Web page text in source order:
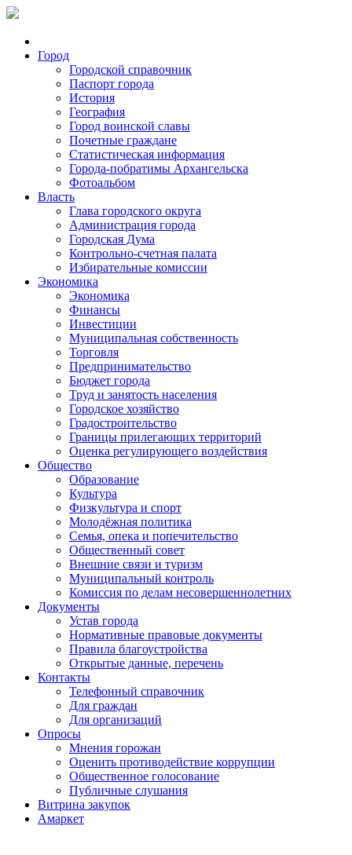
Город
Городской справочник
Паспорт города
История
География
Город воинской славы
Почетные граждане
Статистическая информация
Города-побратимы Архангельска
Фотоальбом
Власть
Глава городского округа
Администрация города
Городская Дума
Контрольно-счетная палата
Избирательные комиссии
Экономика
Экономика
Финансы
Инвестиции
Муниципальная собственность
Торговля
Предпринимательство
Бюджет города
Труд и занятость населения
Городское хозяйство
Градостроительство
Границы прилегающих территорий
Оценка регулирующего воздействия
Общество
Образование
Культура
Физкультура и спорт
Молодёжная политика
Семья, опека и попечительство
Общественный совет
Внешние связи и туризм
Муниципальный контроль
Комиссия по делам несовершеннолетних
Документы
Устав города
Нормативные правовые документы
Правила благоустройства
Открытые данные, перечень
Контакты
Телефонный справочник
Для граждан
Для организаций
Опросы
Мнения горожан
Оценить противодействие коррупции
Общественное голосование
Публичные слушания
Витрина закупок
Амаркет